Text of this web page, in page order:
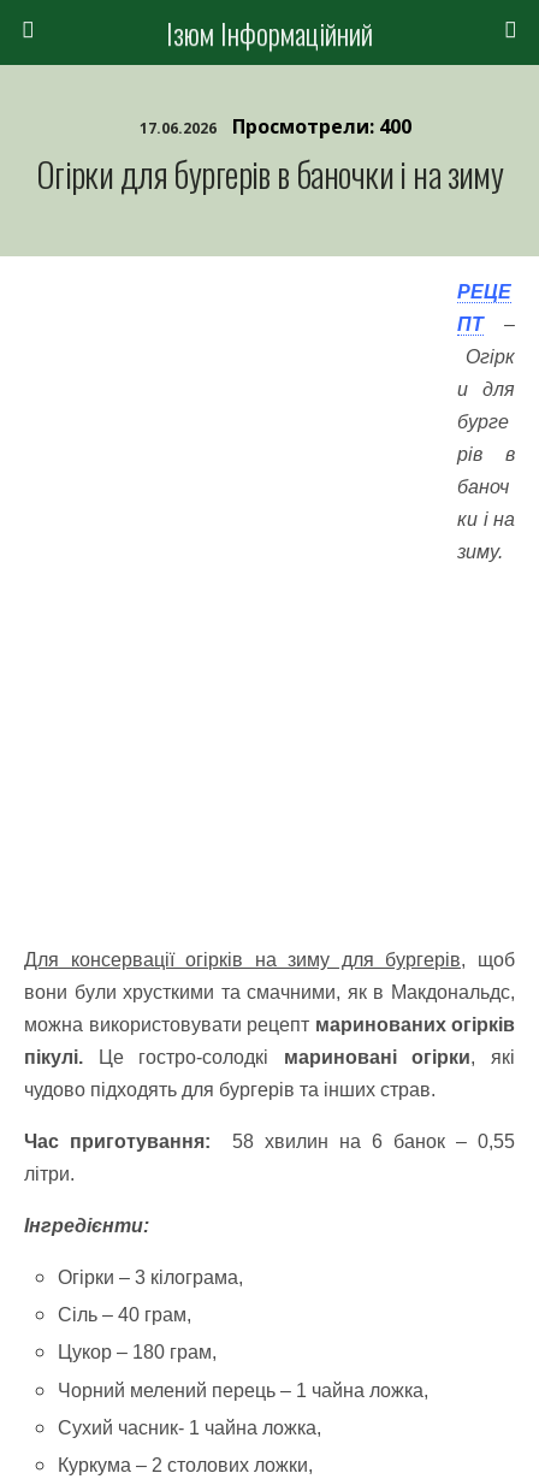
Ізюм Інформаційний
17.06.2026 Просмотрели: 400
Огірки для бургерів в баночки і на зиму
РЕЦЕ
ПТ–
Огірк
и для
бурге
рів в
баноч
ки і на
зиму.
Для консервації огірків на зиму для бургерів, щоб
вони були хрусткими та смачними, як в Макдональдс,
можна використовувати рецепт маринованих огірків
пікулі. Це гостро-солодкі мариновані огірки, які
чудово підходять для бургерів та інших страв.
Час приготування:
58 хвилин на 6 банок – 0,55
літри.
Інгредієнти:
Огірки – 3 кілограма,
Сіль – 40 грам,
Цукор – 180 грам,
Чорний мелений перець – 1 чайна ложка,
Сухий часник- 1 чайна ложка,
Куркума – 2 столових ложки,